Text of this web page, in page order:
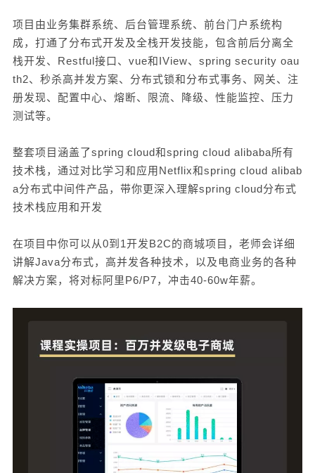
项目由业务集群系统、后台管理系统、前台门户系统构
成，打通了分布式开发及全栈开发技能，包含前后分离全
栈开发、Restful接口、vue和IView、spring security oau
th2、秒杀高并发方案、分布式锁和分布式事务、网关、注
册发现、配置中心、熔断、限流、降级、性能监控、压力
测试等。
整套项目涵盖了spring cloud和spring cloud alibaba所有
技术栈，通过对比学习和应用Netflix和spring cloud alibab
a分布式中间件产品，带你更深入理解spring cloud分布式
技术栈应用和开发
在项目中你可以从0到1开发B2C的商城项目，老师会详细
讲解Java分布式，高并发各种技术，以及电商业务的各种
解决方案，将对标阿里P6/P7，冲击40-60w年薪。